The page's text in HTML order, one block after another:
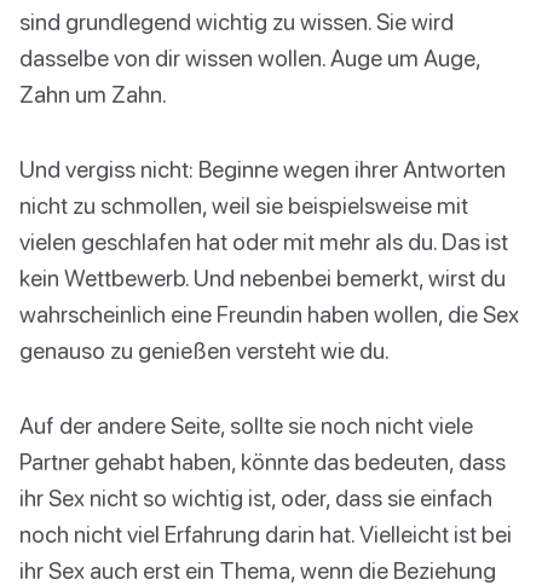
sind grundlegend wichtig zu wissen. Sie wird
dasselbe von dir wissen wollen. Auge um Auge,
Zahn um Zahn.
Und vergiss nicht: Beginne wegen ihrer Antworten
nicht zu schmollen, weil sie beispielsweise mit
vielen geschlafen hat oder mit mehr als du. Das ist
kein Wettbewerb. Und nebenbei bemerkt, wirst du
wahrscheinlich eine Freundin haben wollen, die Sex
genauso zu genießen versteht wie du.
Auf der andere Seite, sollte sie noch nicht viele
Partner gehabt haben, könnte das bedeuten, dass
ihr Sex nicht so wichtig ist, oder, dass sie einfach
noch nicht viel Erfahrung darin hat. Vielleicht ist bei
ihr Sex auch erst ein Thema, wenn die Beziehung